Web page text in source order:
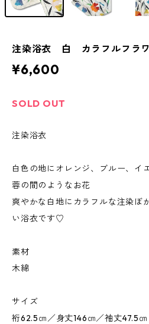
注染浴衣 白 カラフルフラ
¥6,600
SOLD OUT
注染浴衣
白色の地にオレンジ、ブルー、イ
蓉の間のようなお花
爽やかな白地にカラフルな注染ぼ
い浴衣です♡
素材
木綿
サイズ
裄62.5㎝／身丈146㎝／袖丈47.5㎝